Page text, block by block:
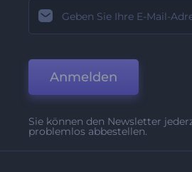
Anmelden
Sie können den Newsletter
problemlos abbestellen.